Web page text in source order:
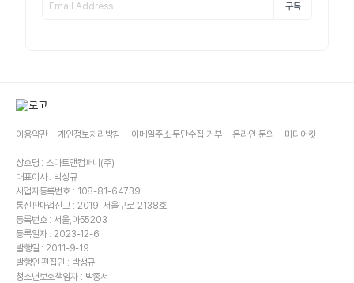
구독
이용약관 개인정보처리방침 이메일주소 무단수집 거부 온라인 문의 미디어킷
상호명 : 스마트앤컴퍼니(주)
대표이사 : 박성규
사업자등록번호 : 108-81-64739
통신판매업신고 : 2019-서울구로-2138호
등록번호 : 서울,아55203
등록일자 : 2023-12-6
발행일 : 2011-9-19
발행인·편집인 : 박성규
청소년보호책임자 : 박종서